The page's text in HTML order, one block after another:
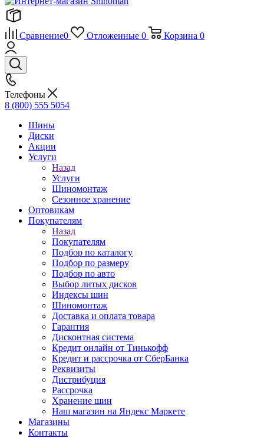
Сравнение0 Отложенные 0 Корзина 0
Телефоны
8 (800) 555 5054
Шины
Диски
Акции
Услуги
Назад
Услуги
Шиномонтаж
Сезонное хранение
Оптовикам
Покупателям
Назад
Покупателям
Подбор по каталогу
Подбор по размеру
Подбор по авто
Выбор литых дисков
Индексы шин
Шиномонтаж
Доставка и оплата товара
Гарантия
Дисконтная система
Кредит онлайн от Тинькофф
Кредит и рассрочка от СберБанка
Реквизиты
Дистрибуция
Рассрочка
Хранение шин
Наш магазин на Яндекс Маркете
Магазины
Контакты